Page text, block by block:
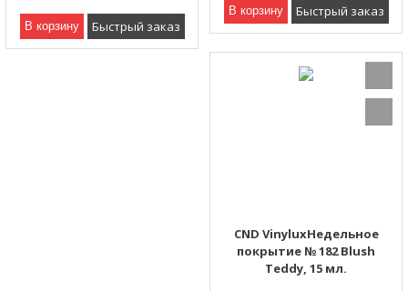
В корзину Быстрый заказ
В корзину Быстрый заказ
CND VinyluxНедельное
покрытие № 182 Blush
Teddy, 15 мл.